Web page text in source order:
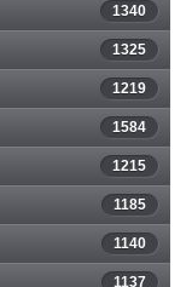
1340
1325
1219
1584
1215
1185
1140
1137